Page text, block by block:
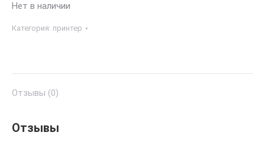
Нет в наличии
Категория: принтер
Отзывы (0)
Отзывы